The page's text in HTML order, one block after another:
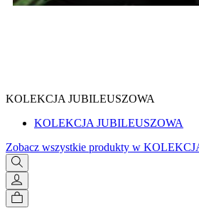
KOLEKCJA JUBILEUSZOWA
KOLEKCJA JUBILEUSZOWA
Zobacz wszystkie produkty w